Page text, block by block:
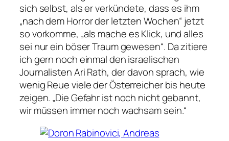
sich selbst, als er verkündete, dass es ihm
„nach dem Horror der letzten Wochen“ jetzt
so vorkomme, „als mache es Klick, und alles
sei nur ein böser Traum gewesen“. Da zitiere
ich gern noch einmal den israelischen
Journalisten Ari Rath, der davon sprach, wie
wenig Reue viele der Österreicher bis heute
zeigen. „Die Gefahr ist noch nicht gebannt,
wir müssen immer noch wachsam sein.“